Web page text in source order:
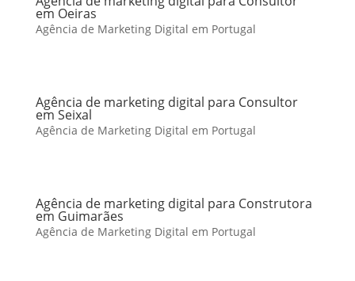
em Oeiras
Agência de Marketing Digital em Portugal
Agência de marketing digital para Consultor
em Seixal
Agência de Marketing Digital em Portugal
Agência de marketing digital para Construtora
em Guimarães
Agência de Marketing Digital em Portugal